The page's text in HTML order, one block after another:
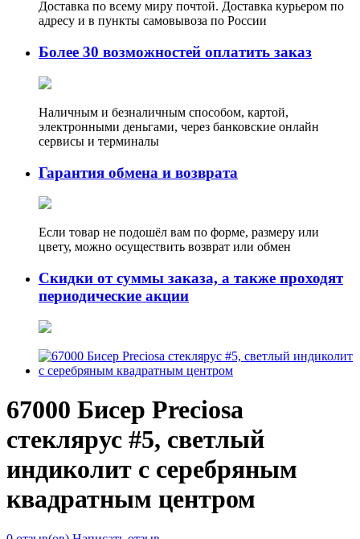
Доставка по всему миру почтой. Доставка курьером по
адресу и в пункты самовывоза по России
Более 30 возможностей оплатить заказ
Наличным и безналичным способом, картой,
электронными деньгами, через банковские онлайн
сервисы и терминалы
Гарантия обмена и возврата
Если товар не подошёл вам по форме, размеру или
цвету, можно осуществить возврат или обмен
Скидки от суммы заказа, а также проходят
периодические акции
67000 Бисер Preciosa
стеклярус #5, светлый
индиколит с серебряным
квадратным центром